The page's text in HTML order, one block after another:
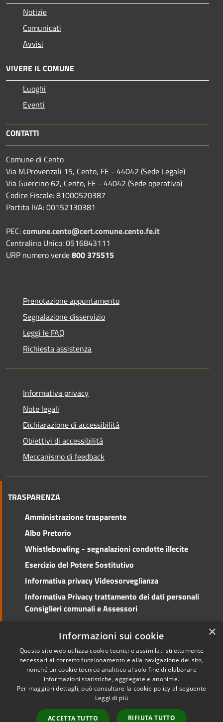
Notizie
Comunicati
Avvisi
VIVERE IL COMUNE
Luoghi
Eventi
CONTATTI
Comune di Cento
Via M.Provenzali 15, Cento, FE - 44042 (Sede Legale)
Via Guercino 62, Cento, FE - 44042 (Sede operativa)
Codice Fiscale: 81000520387
Partita IVA: 00152130381
PEC:comune.cento@cert.comune.cento.fe.it
Centralino Unico: 0516843111
URP numero verde800 375515
Prenotazione appuntamento
Segnalazione disservizio
Leggi le FAQ
Richiesta assistenza
Informativa privacy
Note legali
Dichiarazione di accessibilità
Obiettivi di accessibilità
Meccanismo di feedback
TRASPARENZA
Amministrazione trasparente
Albo Pretorio
Whistlebowling - segnalazioni condotte illecite
Esercizio del Potere Sostitutivo
Informativa privacy Videosorveglianza
Informativa Privacy trattamento dei dati personali
Consiglieri comunali e Assessori
Accessibilità
Copyright © 2026 • Comune di
Cento • Powered by
redazione
×
Informazioni sui cookie
Questo sito web utilizza cookie tecnici e assimilati strettamente
necessari al corretto funzionamento e alla navigazione del sito,
nonché un cookie tecnico analitico al solo fine di elaborare
informazioni statistiche, aggregate e anonime.
Per maggiori dettagli, può consultare la cookie policy al seguente
Leggi di più
ACCETTA TUTTO RIFIUTA TUTTO